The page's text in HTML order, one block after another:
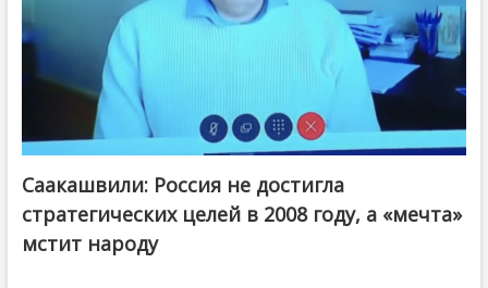
Саакашвили: Россия не достигла
стратегических целей в 2008 году, а «мечта»
мстит народу